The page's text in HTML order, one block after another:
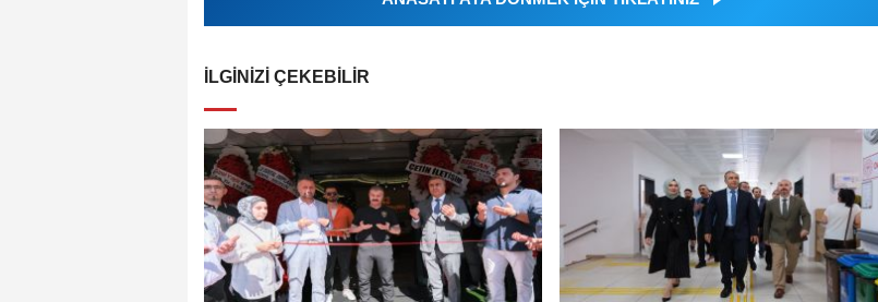
İLGINIZI ÇEKEBILIR